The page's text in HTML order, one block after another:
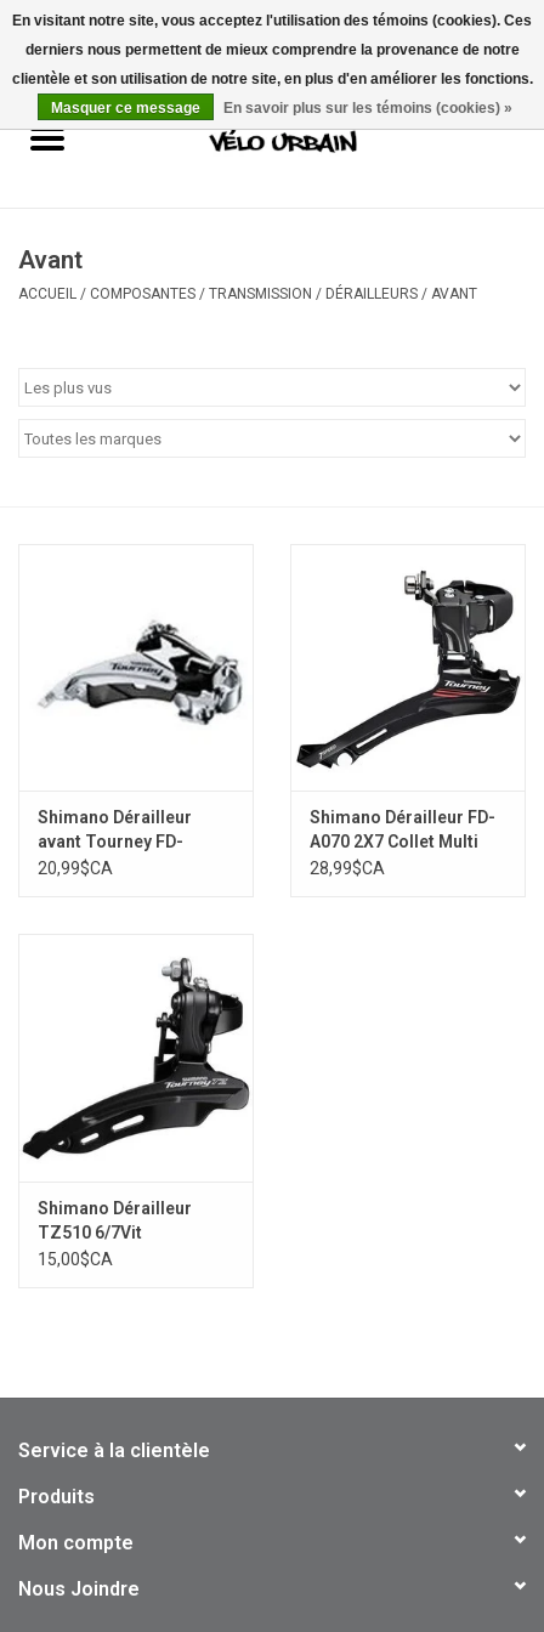
USD/CAD 0 Articles - 0,00$CA
Vélos neufs
Mécanique
Idées Cadeaux
Avant
ACCUEIL / COMPOSANTES / TRANSMISSION / DÉRAILLEURS / AVANT
Shimano Dérailleur
avant Tourney FD-
TY600, 3x6/7/8, Swing:
20,99$CA
Shimano Dérailleur FD-
A070 2X7 Collet Multi
28,99$CA
Shimano Dérailleur
TZ510 6/7Vit
15,00$CA
Service à la clientèle
Produits
Mon compte
Nous Joindre
En visitant notre site, vous acceptez l'utilisation des témoins (cookies). Ces
derniers nous permettent de mieux comprendre la provenance de notre
clientèle et son utilisation de notre site, en plus d'en améliorer les fonctions.
Masquer ce message
En savoir plus sur les témoins (cookies) »